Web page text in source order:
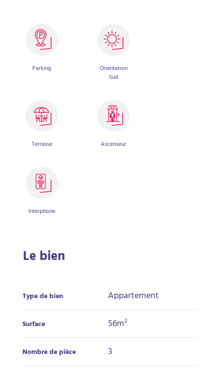
Parking
Orientation
Sud
Terrasse Ascenseur
Interphone
Le bien
Type de bien Appartement
Surface 56m²
Nombre de pièce 3